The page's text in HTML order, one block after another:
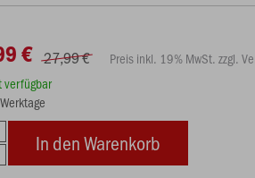
€ 27,99 €
Preis inkl. 19% MwSt. zzgl.
verfügbar
In den Warenkorb